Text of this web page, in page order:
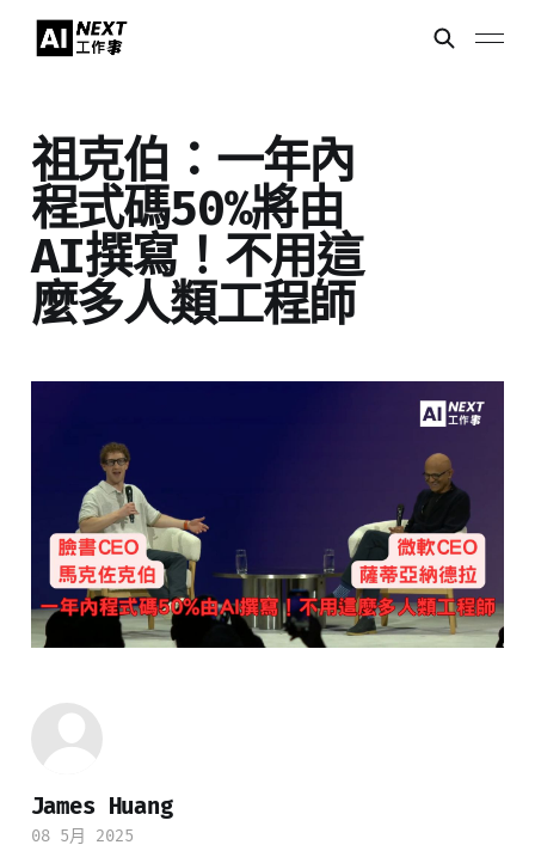
祖克伯：一年內
程式碼50%將由
AI撰寫！不用這
麼多人類工程師
James Huang
08 5月 2025